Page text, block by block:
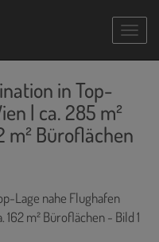
in Top-
| ca. 285 m²
m² Büroflächen